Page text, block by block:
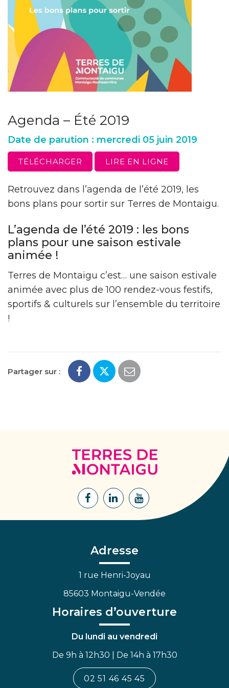
Agenda – Été 2019
Date de parution : mercredi 05 juin 2019
TÉLÉCHARGER LIRE EN LIGNE
Retrouvez dans l’agenda de l’été 2019, les
bons plans pour sortir sur Terres de Montaigu.
L’agenda de l’été 2019 : les bons
plans pour une saison estivale
animée !
Terres de Montaigu c’est… une saison estivale
animée avec plus de 100 rendez-vous festifs,
sportifs & culturels sur l’ensemble du territoire
!
Partager sur :
Terres
de
Lien
Facebook
Lien
Linkedin
Lien
Adresse
1 rue Henri-Joyau
85603 Montaigu-Vendée
Horaires d’ouverture
Du lundi au vendredi
De 9h à 12h30 | De 14h à 17h30
02 51 46 45 45